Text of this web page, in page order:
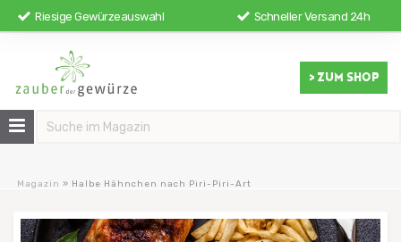
Riesige Gewürzeauswahl Schneller Versand 24h
> ZUM SHOP
Magazin » Halbe Hähnchen nach Piri-Piri-Art